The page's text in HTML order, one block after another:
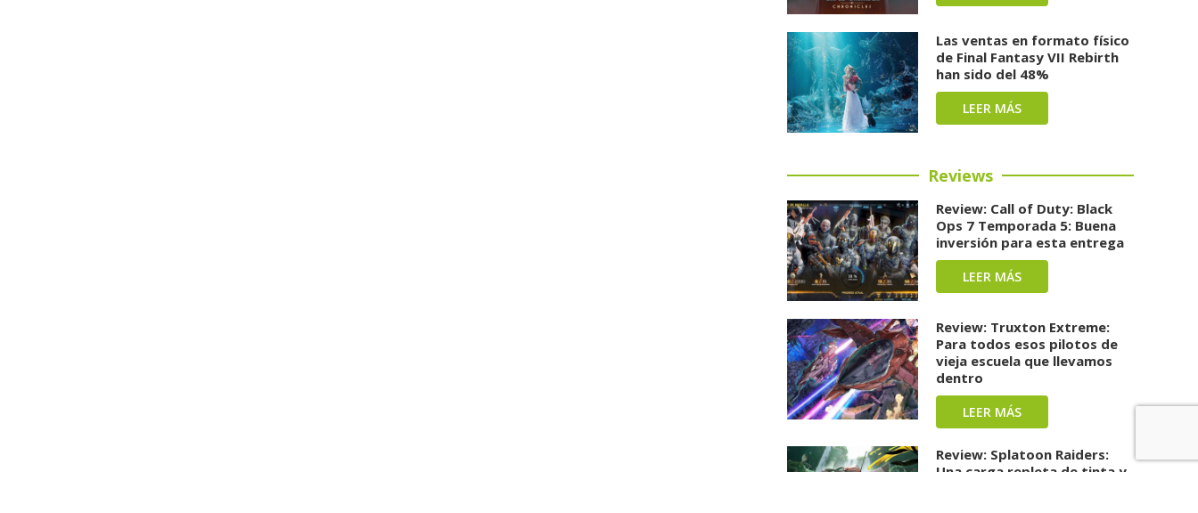
Las ventas en formato físico
de Final Fantasy VII Rebirth
han sido del 48%
LEER MÁS
Reviews
Review: Call of Duty: Black
Ops 7 Temporada 5: Buena
inversión para esta entrega
LEER MÁS
Review: Truxton Extreme:
Para todos esos pilotos de
vieja escuela que llevamos
dentro
LEER MÁS
Review: Splatoon Raiders:
Una carga repleta de tinta y